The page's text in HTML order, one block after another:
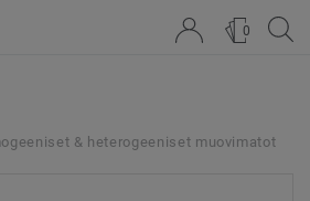
0
& heterogeeniset muovimatot